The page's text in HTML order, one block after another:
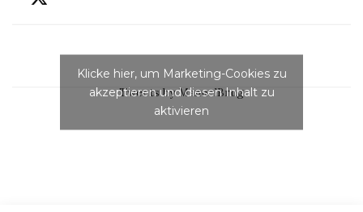
Tweets by ManuelBrug
Klicke hier, um Marketing-Cookies zu
akzeptieren und diesen Inhalt zu
aktivieren